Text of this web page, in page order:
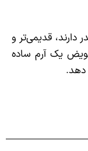
دارند، قدیمی‌تر و
یک آرم ساده
دهد.